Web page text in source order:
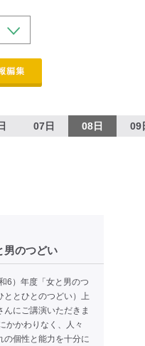
07日 08日 09
男のつどい
6）年度「女と男のつ
ととひとのつどい）上
んにご講演いただきま
かかわりなく、人々
の個性と能力を十分に